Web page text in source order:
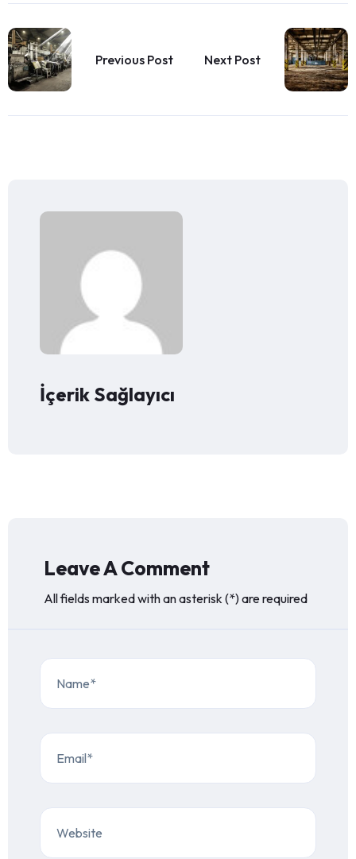
Previous Post Next Post
İçerik Sağlayıcı
Leave A Comment
All fields marked with an asterisk (*) are required